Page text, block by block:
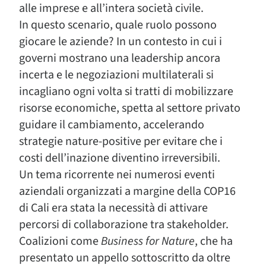
alle imprese e all’intera società civile.
In questo scenario, quale ruolo possono
giocare le aziende? In un contesto in cui i
governi mostrano una leadership ancora
incerta e le negoziazioni multilaterali si
incagliano ogni volta si tratti di mobilizzare
risorse economiche, spetta al settore privato
guidare il cambiamento, accelerando
strategie nature-positive per evitare che i
costi dell’inazione diventino irreversibili.
Un tema ricorrente nei numerosi eventi
aziendali organizzati a margine della COP16
di Cali era stata la necessità di attivare
percorsi di collaborazione tra stakeholder.
Coalizioni comeBusiness for Nature, che ha
presentato un appello sottoscritto da oltre